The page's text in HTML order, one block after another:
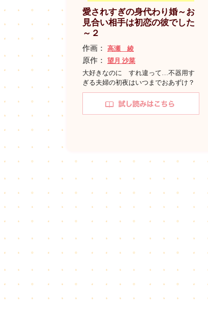
愛されすぎの身代わり婚～お
見合い相手は初恋の彼でした
～２
作画： 高瀬 綾
原作： 望月 沙菜
大好きなのに すれ違って…不器用す
ぎる夫婦の初夜はいつまでおあずけ？